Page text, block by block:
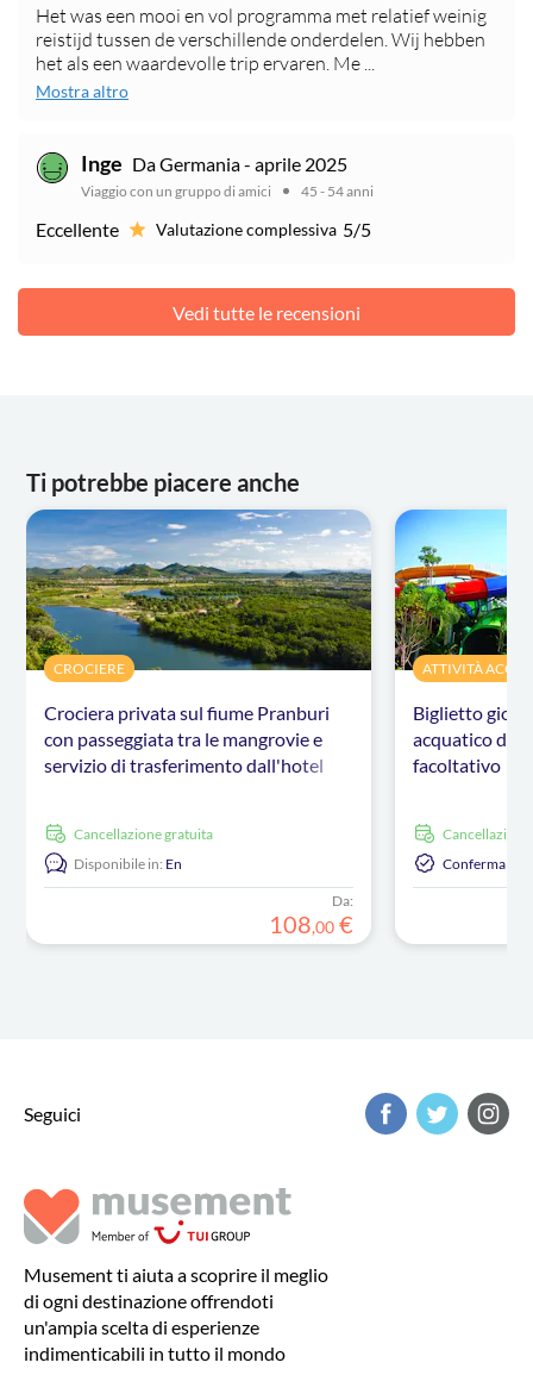
Het was een mooi en vol programma met relatief weinig
reistijd tussen de verschillende onderdelen. Wij hebben
het als een waardevolle trip ervaren. Me ...
Mostra altro
Inge Da Germania - aprile 2025
Viaggio con un gruppo di amici 45 - 54 anni
Eccellente Valutazione complessiva 5/5
Vedi tutte le recensioni
Ti potrebbe piacere anche
CROCIERE
Crociera privata sul fiume Pranburi
con passeggiata tra le mangrovie e
servizio di trasferimento dall'hotel
Cancellazione gratuita
Disponibile in: En
Da:
108,00 €
ATTIVITÀ
Biglietto
acquatico di
facoltativo
Conferma
Seguici
Musement ti aiuta a scoprire il meglio
di ogni destinazione offrendoti
un'ampia scelta di esperienze
indimenticabili in tutto il mondo